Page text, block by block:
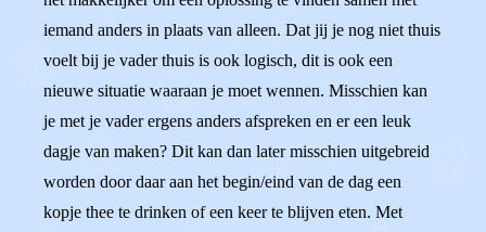
iemand anders in plaats van alleen. Dat jij je nog niet thuis
voelt bij je vader thuis is ook logisch, dit is ook een
nieuwe situatie waaraan je moet wennen. Misschien kan
je met je vader ergens anders afspreken en er een leuk
dagje van maken? Dit kan dan later misschien uitgebreid
worden door daar aan het begin/eind van de dag een
kopje thee te drinken of een keer te blijven eten. Met